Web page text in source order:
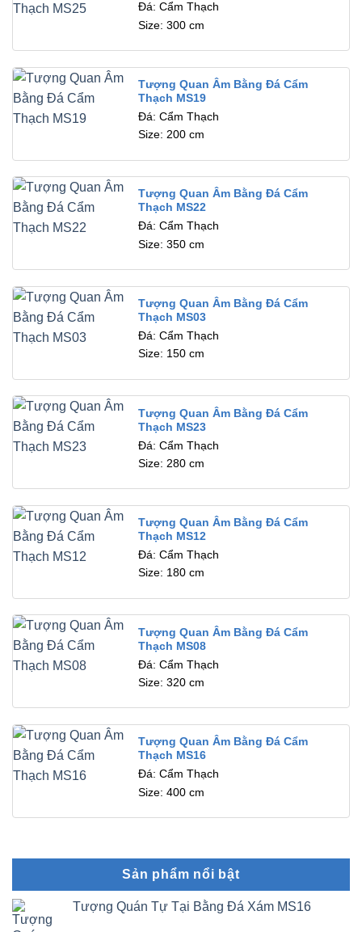
Sản phẩm nổi bật
Tượng Quán Tự Tại Bằng Đá Xám MS16
Đá: Cẩm Thạch
Size: 300 cm
Tượng Quan Âm Bằng Đá Cẩm
Thạch MS19
Đá: Cẩm Thạch
Size: 200 cm
Tượng Quan Âm Bằng Đá Cẩm
Thạch MS22
Đá: Cẩm Thạch
Size: 350 cm
Tượng Quan Âm Bằng Đá Cẩm
Thạch MS03
Đá: Cẩm Thạch
Size: 150 cm
Tượng Quan Âm Bằng Đá Cẩm
Thạch MS23
Đá: Cẩm Thạch
Size: 280 cm
Tượng Quan Âm Bằng Đá Cẩm
Thạch MS12
Đá: Cẩm Thạch
Size: 180 cm
Tượng Quan Âm Bằng Đá Cẩm
Thạch MS08
Đá: Cẩm Thạch
Size: 320 cm
Tượng Quan Âm Bằng Đá Cẩm
Thạch MS16
Đá: Cẩm Thạch
Size: 400 cm